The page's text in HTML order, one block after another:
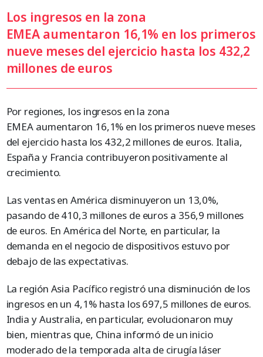
Los ingresos en la zona
EMEA aumentaron 16,1% en los primeros
nueve meses del ejercicio hasta los 432,2
millones de euros
Por regiones, los ingresos en la zona
EMEA aumentaron 16,1% en los primeros nueve meses
del ejercicio hasta los 432,2 millones de euros. Italia,
España y Francia contribuyeron positivamente al
crecimiento.
Las ventas en América disminuyeron un 13,0%,
pasando de 410,3 millones de euros a 356,9 millones
de euros. En América del Norte, en particular, la
demanda en el negocio de dispositivos estuvo por
debajo de las expectativas.
La región Asia Pacífico registró una disminución de los
ingresos en un 4,1% hasta los 697,5 millones de euros.
India y Australia, en particular, evolucionaron muy
bien, mientras que, China informó de un inicio
moderado de la temporada alta de cirugía láser